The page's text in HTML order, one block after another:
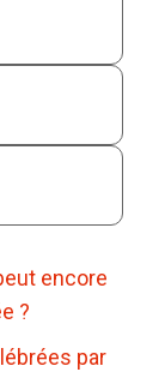
encore
?
par